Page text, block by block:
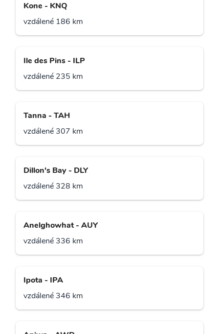
Kone - KNQ
vzdálené 186 km
Ile des Pins - ILP
vzdálené 235 km
Tanna - TAH
vzdálené 307 km
Dillon's Bay - DLY
vzdálené 328 km
Anelghowhat - AUY
vzdálené 336 km
Ipota - IPA
vzdálené 346 km